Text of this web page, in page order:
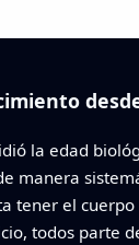
la edad
manera
tener el
todos parte